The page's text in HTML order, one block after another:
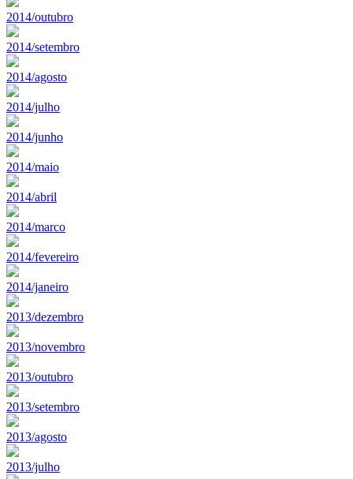
2014/outubro
2014/setembro
2014/agosto
2014/julho
2014/junho
2014/maio
2014/abril
2014/marco
2014/fevereiro
2014/janeiro
2013/dezembro
2013/novembro
2013/outubro
2013/setembro
2013/agosto
2013/julho